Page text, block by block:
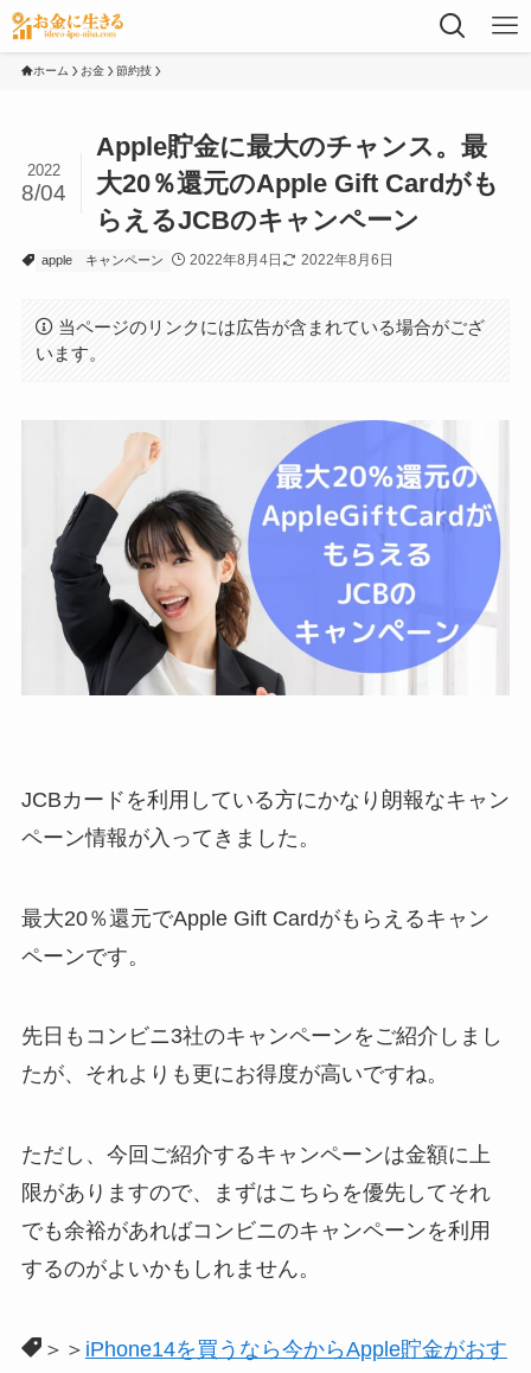
ホーム お金 節約技
Apple貯金に最大のチャンス。最
大20％還元のApple Gift Cardがも
らえるJCBのキャンペーン
2022
8/04
apple キャンペーン 2022年8月4日 2022年8月6日
当ページのリンクには広告が含まれている場合がござ
います。
JCBカードを利用している方にかなり朗報なキャン
ペーン情報が入ってきました。
最大20％還元でApple Gift Cardがもらえるキャン
ペーンです。
先日もコンビニ3社のキャンペーンをご紹介しまし
たが、それよりも更にお得度が高いですね。
ただし、今回ご紹介するキャンペーンは金額に上
限がありますので、まずはこちらを優先してそれ
でも余裕があればコンビニのキャンペーンを利用
するのがよいかもしれません。
＞＞ iPhone14を買うなら今からApple貯金がおす